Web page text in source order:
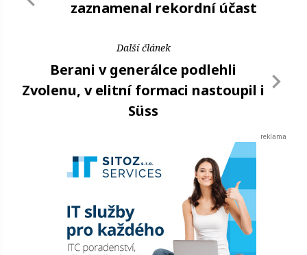
zaznamenal rekordní účast
Další článek
Berani v generálce podlehli
Zvolenu, v elitní formaci nastoupil i
Süss